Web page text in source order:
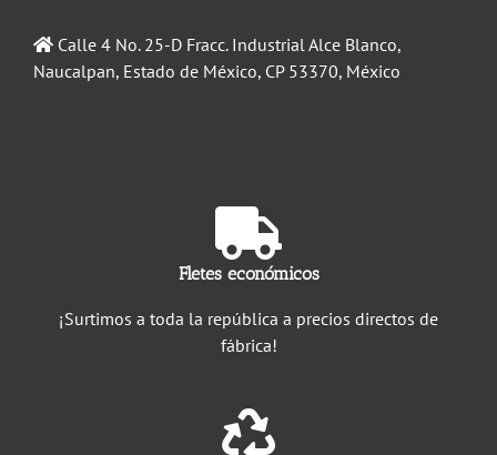
Calle 4 No. 25-D Fracc. Industrial Alce Blanco,
Naucalpan, Estado de México, CP 53370, México
Fletes económicos
¡Surtimos a toda la república a precios directos de
fábrica!